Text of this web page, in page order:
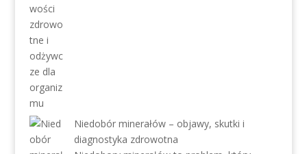
Niedobór minerałów – objawy, skutki i
diagnostyka zdrowotna